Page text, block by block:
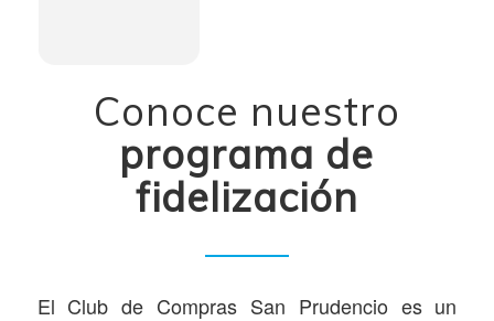
Conoce nuestro
programa de
fidelización
El Club de Compras San Prudencio es un